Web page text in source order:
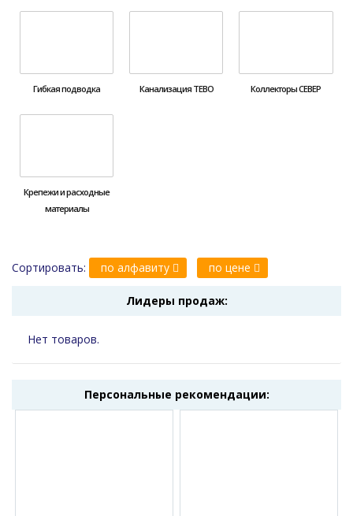
Гибкая подводка Канализация ТЕВО Коллекторы СЕВЕР
Крепежи и расходные
материалы
Сортировать: по алфавиту по цене
Лидеры продаж:
Нет товаров.
Персональные рекомендации: